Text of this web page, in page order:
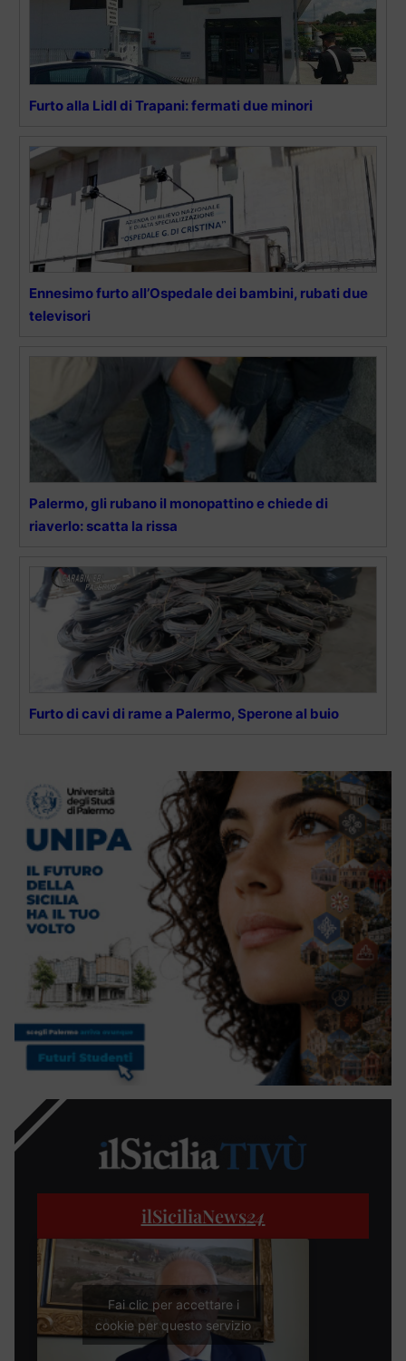
Furto alla Lidl di Trapani: fermati due minori
Ennesimo furto all’Ospedale dei bambini, rubati due
televisori
Palermo, gli rubano il monopattino e chiede di
riaverlo: scatta la rissa
Furto di cavi di rame a Palermo, Sperone al buio
ilSiciliaNews24
Fai clic per accettare i
cookie per questo servizio